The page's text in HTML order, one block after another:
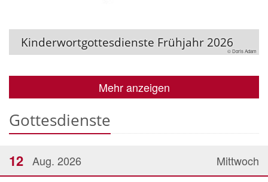
Kinderwortgottesdienste Frühjahr 2026
© Doris Adam
Mehr anzeigen
Gottesdienste
Mittwoch
12 Aug. 2026